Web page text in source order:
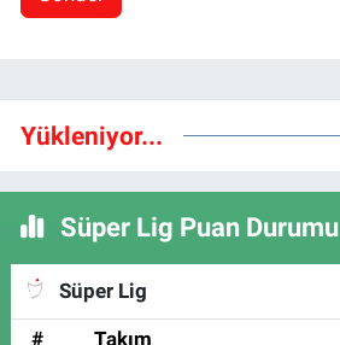
Yükleniyor...
Süper Lig Puan Durumu
Süper Lig
#
Takım